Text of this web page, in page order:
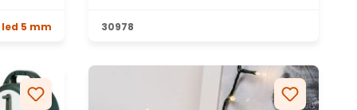
5 mm 30978